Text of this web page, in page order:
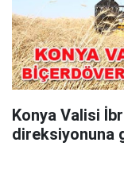
Konya Valisi
direksiyonuna